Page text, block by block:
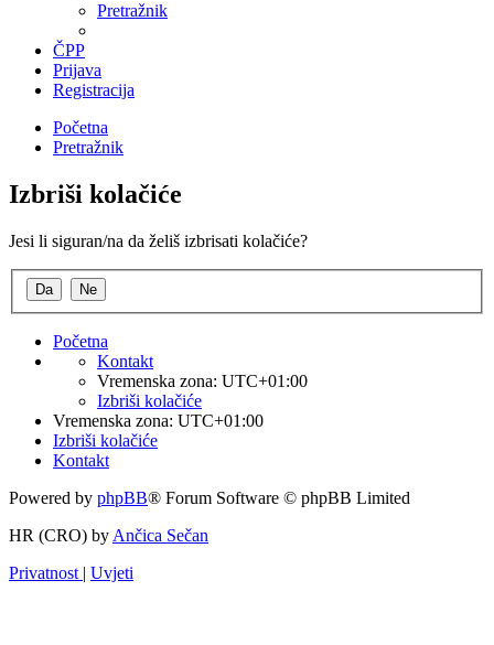
Pretražnik
ČPP
Prijava
Registracija
Početna
Pretražnik
Izbriši kolačiće
Jesi li siguran/na da želiš izbrisati kolačiće?
Početna
Kontakt
Vremenska zona: UTC+01:00
Izbriši kolačiće
Vremenska zona: UTC+01:00
Izbriši kolačiće
Kontakt
Powered by phpBB® Forum Software © phpBB Limited
HR (CRO) by Ančica Sečan
Privatnost | Uvjeti